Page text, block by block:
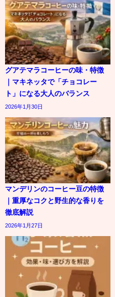
グアテマラコーヒーの味・特徴
｜マキネッタで「チョコレー
ト」になる大人のバランス
2026年1月30日
マンデリンのコーヒー豆の特徴
｜重厚なコクと野生的な香りを
徹底解説
2026年1月27日